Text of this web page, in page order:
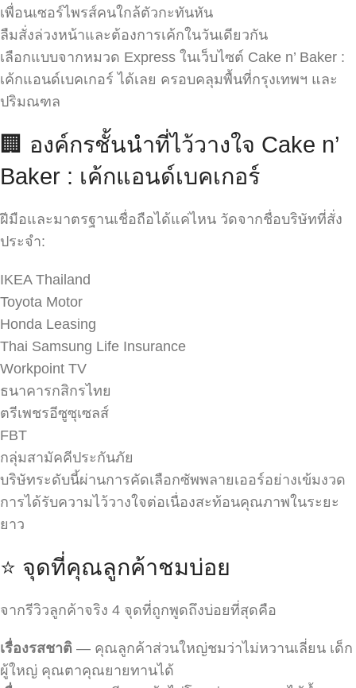
เพื่อนเซอร์ไพรส์คนใกล้ตัวกะทันหัน
ลืมสั่งล่วงหน้าและต้องการเค้กในวันเดียวกัน
เลือกแบบจากหมวด Express ในเว็บไซต์ Cake n’ Baker :
เค้กแอนด์เบคเกอร์ ได้เลย ครอบคลุมพื้นที่กรุงเทพฯ และ
ปริมณฑล
🏢 องค์กรชั้นนำที่ไว้วางใจ Cake n’
Baker : เค้กแอนด์เบคเกอร์
ฝีมือและมาตรฐานเชื่อถือได้แค่ไหน วัดจากชื่อบริษัทที่สั่ง
ประจำ:
IKEA Thailand
Toyota Motor
Honda Leasing
Thai Samsung Life Insurance
Workpoint TV
ธนาคารกสิกรไทย
ตรีเพชรอีซูซุเซลส์
FBT
กลุ่มสามัคคีประกันภัย
บริษัทระดับนี้ผ่านการคัดเลือกซัพพลายเออร์อย่างเข้มงวด
การได้รับความไว้วางใจต่อเนื่องสะท้อนคุณภาพในระยะ
ยาว
⭐ จุดที่คุณลูกค้าชมบ่อย
จากรีวิวลูกค้าจริง 4 จุดที่ถูกพูดถึงบ่อยที่สุดคือ
เรื่องรสชาติ — คุณลูกค้าส่วนใหญ่ชมว่าไม่หวานเลี่ยน เด็ก
ผู้ใหญ่ คุณตาคุณยายทานได้